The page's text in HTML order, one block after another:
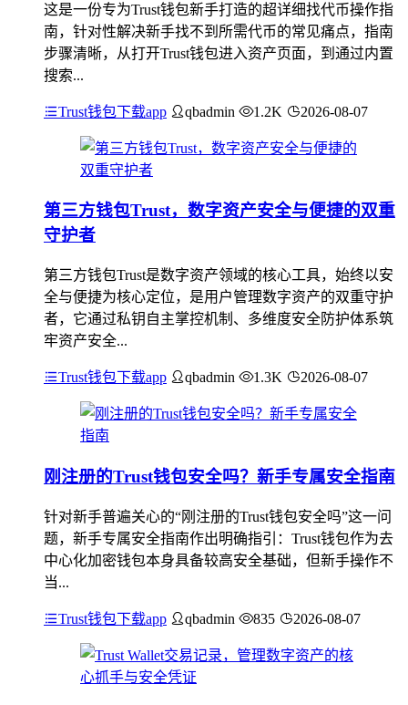
这是一份专为Trust钱包新手打造的超详细找代币操作指
南，针对性解决新手找不到所需代币的常见痛点，指南
步骤清晰，从打开Trust钱包进入资产页面，到通过内置
搜索...
Trust钱包下载app qbadmin 1.2K 2026-08-07
第三方钱包Trust，数字资产安全与便捷的双重
守护者
第三方钱包Trust是数字资产领域的核心工具，始终以安
全与便捷为核心定位，是用户管理数字资产的双重守护
者，它通过私钥自主掌控机制、多维度安全防护体系筑
牢资产安全...
Trust钱包下载app qbadmin 1.3K 2026-08-07
刚注册的Trust钱包安全吗？新手专属安全指南
针对新手普遍关心的“刚注册的Trust钱包安全吗”这一问
题，新手专属安全指南作出明确指引：Trust钱包作为去
中心化加密钱包本身具备较高安全基础，但新手操作不
当...
Trust钱包下载app qbadmin 835 2026-08-07